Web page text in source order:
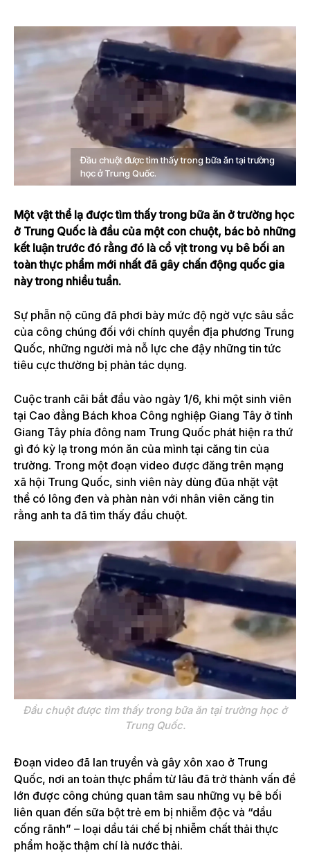
Đầu chuột được tìm thấy trong bữa ăn tại trường
học ở Trung Quốc.
Một vật thể lạ được tìm thấy trong bữa ăn ở trường học
ở Trung Quốc là đầu của một con chuột, bác bỏ những
kết luận trước đó rằng đó là cổ vịt trong vụ bê bối an
toàn thực phẩm mới nhất đã gây chấn động quốc gia
này trong nhiều tuần.
Sự phẫn nộ cũng đã phơi bày mức độ ngờ vực sâu sắc
của công chúng đối với chính quyền địa phương Trung
Quốc, những người mà nỗ lực che đậy những tin tức
tiêu cực thường bị phản tác dụng.
Cuộc tranh cãi bắt đầu vào ngày 1/6, khi một sinh viên
tại Cao đẳng Bách khoa Công nghiệp Giang Tây ở tỉnh
Giang Tây phía đông nam Trung Quốc phát hiện ra thứ
gì đó kỳ lạ trong món ăn của mình tại căng tin của
trường. Trong một đoạn video được đăng trên mạng
xã hội Trung Quốc, sinh viên này dùng đũa nhặt vật
thể có lông đen và phàn nàn với nhân viên căng tin
rằng anh ta đã tìm thấy đầu chuột.
Đầu chuột được tìm thấy trong bữa ăn tại trường học ở
Trung Quốc.
Đoạn video đã lan truyền và gây xôn xao ở Trung
Quốc, nơi an toàn thực phẩm từ lâu đã trở thành vấn đề
lớn được công chúng quan tâm sau những vụ bê bối
liên quan đến sữa bột trẻ em bị nhiễm độc và “dầu
cống rãnh” – loại dầu tái chế bị nhiễm chất thải thực
phẩm hoặc thậm chí là nước thải.